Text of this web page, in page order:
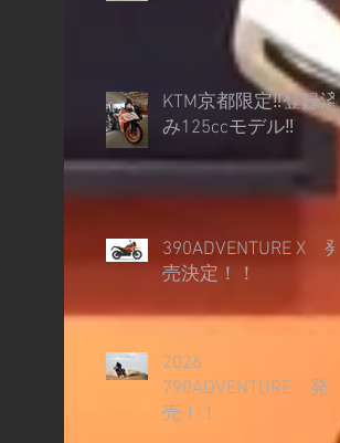
KTM京都限定‼登録済
み125ccモデル‼
390ADVENTURE X 発
売決定！！
2026
790ADVENTURE 発
売！！